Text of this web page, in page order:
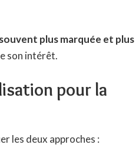
plus marquée et plus
son intérêt.
pour la
les deux approches :